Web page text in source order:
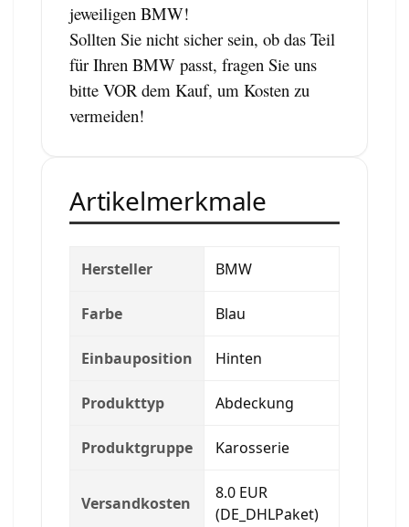
jeweiligen BMW!
Sollten Sie nicht sicher sein, ob das Teil
für Ihren BMW passt, fragen Sie uns
bitte VOR dem Kauf, um Kosten zu
vermeiden!
Artikelmerkmale
Hersteller BMW
Farbe Blau
Einbauposition Hinten
Produkttyp Abdeckung
Produktgruppe Karosserie
Versandkosten
8.0 EUR
(DE_DHLPaket)